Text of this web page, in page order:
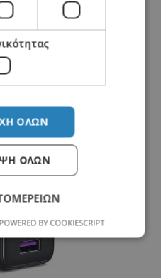
ΌΛΩΝ
ΌΛΩΝ
POWERED BY COOKIESCRIPT